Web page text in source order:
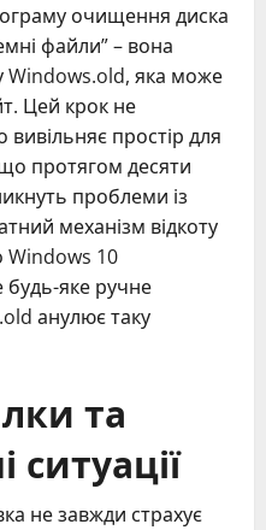
очищення диска
файли” – вона
Windows.old, яка може
Цей крок не
вивільняє простір для
протягом десяти
проблеми із
механізм відкоту
Windows 10
будь-яке ручне
анулює таку
та
ситуації
не завжди страхує